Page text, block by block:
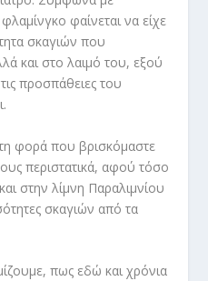
φαίνεται να είχε
σκαγιών που
και στο λαιμό του, εξού
προσπάθειες του
φορά που βρισκόμαστε
περιστατικά, αφού τόσο
στην λίμνη Παραλιμνίου
σκαγιών από τα
πως εδώ και χρόνια